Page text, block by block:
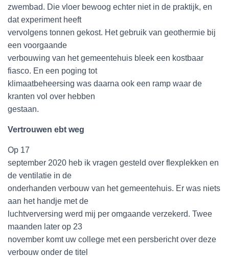
zwembad. Die vloer bewoog echter niet in de praktijk, en
dat experiment heeft
vervolgens tonnen gekost. Het gebruik van geothermie bij
een voorgaande
verbouwing van het gemeentehuis bleek een kostbaar
fiasco. En een poging tot
klimaatbeheersing was daarna ook een ramp waar de
kranten vol over hebben
gestaan.
Vertrouwen ebt weg
Op 17
september 2020 heb ik vragen gesteld over flexplekken en
de ventilatie in de
onderhanden verbouw van het gemeentehuis. Er was niets
aan het handje met de
luchtverversing werd mij per omgaande verzekerd. Twee
maanden later op 23
november komt uw college met een persbericht over deze
verbouw onder de titel